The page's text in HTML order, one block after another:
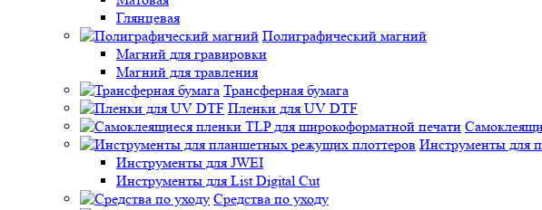
Глянцевая
Полиграфический магний
Магний для гравировки
Магний для травления
Трансферная бумага
Пленки для UV DTF
Инструменты для
Инструменты для JWEI
Инструменты для List Digital Cut
Средства по уходу